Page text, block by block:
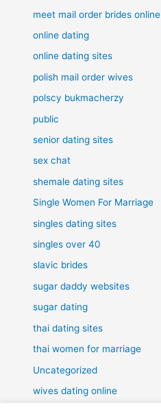
meet mail order brides online
online dating
online dating sites
polish mail order wives
polscy bukmacherzy
public
senior dating sites
sex chat
shemale dating sites
Single Women For Marriage
singles dating sites
singles over 40
slavic brides
sugar daddy websites
sugar dating
thai dating sites
thai women for marriage
Uncategorized
wives dating online